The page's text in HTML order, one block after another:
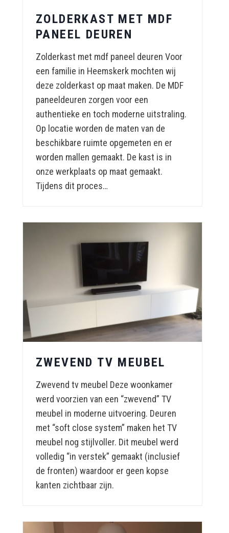
ZOLDERKAST MET MDF
PANEEL DEUREN
Zolderkast met mdf paneel deuren Voor
een familie in Heemskerk mochten wij
deze zolderkast op maat maken. De MDF
paneeldeuren zorgen voor een
authentieke en toch moderne uitstraling.
Op locatie worden de maten van de
beschikbare ruimte opgemeten en er
worden mallen gemaakt. De kast is in
onze werkplaats op maat gemaakt.
Tijdens dit proces…
ZWEVEND TV MEUBEL
Zwevend tv meubel Deze woonkamer
werd voorzien van een “zwevend” TV
meubel in moderne uitvoering. Deuren
met “soft close system” maken het TV
meubel nog stijlvoller. Dit meubel werd
volledig “in verstek” gemaakt (inclusief
de fronten) waardoor er geen kopse
kanten zichtbaar zijn.